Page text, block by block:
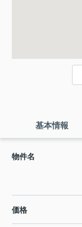
基本情報
物件名
価格